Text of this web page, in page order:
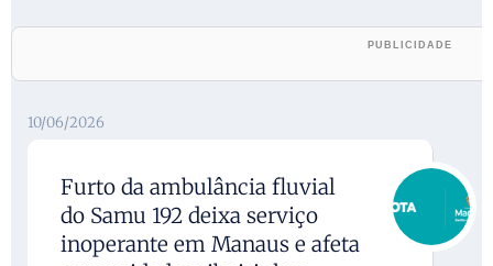
10/06/2026
Furto da ambulância fluvial
do Samu 192 deixa serviço
inoperante em Manaus e afeta